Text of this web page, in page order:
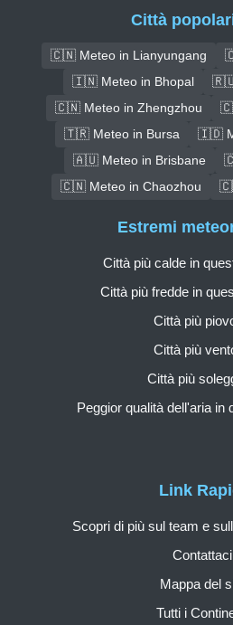
Città
🇨🇳 Meteo in Lianyungang
🇮🇳 Meteo in Bhopal
🇷🇺
🇨🇳 Meteo in Zhengzhou
🇹🇷 Meteo in Bursa
🇮🇩
🇦🇺 Meteo in Brisbane
🇨🇳 Meteo in Chaozhou
Link
Scopri di più sul team e
Contattaci
Mappa del
Tutti i
Estremi
Città più calde in
Città più fredde in
Città più
Città più
Città più
Peggior qualità dell'aria in